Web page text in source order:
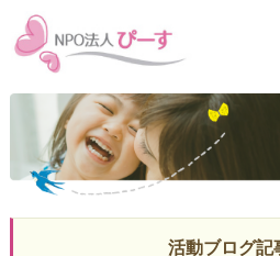
活動ブログ記